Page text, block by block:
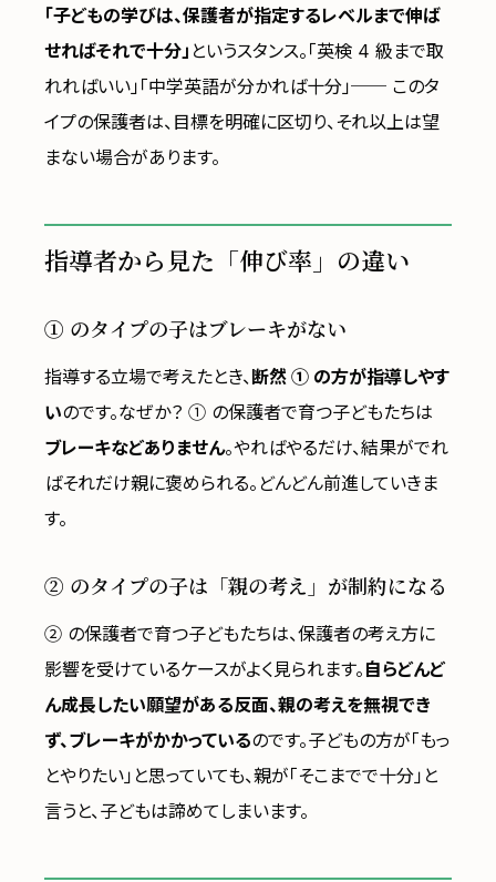
「子どもの学びは、保護者が指定するレベルまで伸ば
せればそれで十分」 というスタンス。「英検 4 級まで取
れればいい」「中学英語が分かれば十分」── このタ
イプの保護者は、目標を明確に区切り、それ以上は望
まない場合があります。
指導者から見た「伸び率」の違い
① のタイプの子はブレーキがない
指導する立場で考えたとき、 断然 ① の方が指導しやす
いのです。なぜか？ ① の保護者で育つ子どもたちは
ブレーキなどありません。やればやるだけ、結果がでれ
ばそれだけ親に褒められる。どんどん前進していきま
す。
② のタイプの子は「親の考え」が制約になる
② の保護者で育つ子どもたちは、保護者の考え方に
影響を受けているケースがよく見られます。 自らどんど
ん成長したい願望がある反面、親の考えを無視でき
ず、ブレーキがかかっているのです。子どもの方が「もっ
とやりたい」と思っていても、親が「そこまでで十分」と
言うと、子どもは諦めてしまいます。